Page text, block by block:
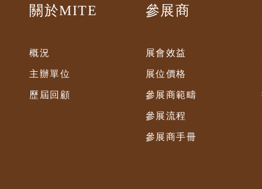
關於MITE
概況
主辦單位
歷屆回顧
參展商
展會效益
展位價格
參展商範疇
參展流程
參展商手冊